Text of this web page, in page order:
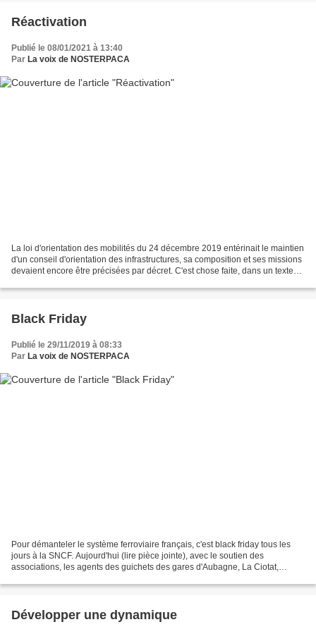
Réactivation
Publié le 08/01/2021 à 13:40
Par La voix de NOSTERPACA
La loi d'orientation des mobilités du 24 décembre 2019 entérinait le maintien
d'un conseil d'orientation des infrastructures, sa composition et ses missions
devaient encore être précisées par décret. C'est chose faite, dans un texte
Black Friday
Publié le 29/11/2019 à 08:33
Par La voix de NOSTERPACA
Pour démanteler le système ferroviaire français, c'est black friday tous les
jours à la SNCF. Aujourd'hui (lire pièce jointe), avec le soutien des
associations, les agents des guichets des gares d'Aubagne, La Ciotat,
Développer une dynamique